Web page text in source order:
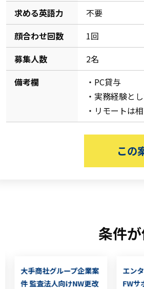
求める英語力
不要
顔合わせ回数
1回
募集人数
2名
備考欄
・PC貸与
・実務経験と
・リモートは
この
条件
大手商社グループ企業案
件 監査法人向けNW更改
エン
FWサ